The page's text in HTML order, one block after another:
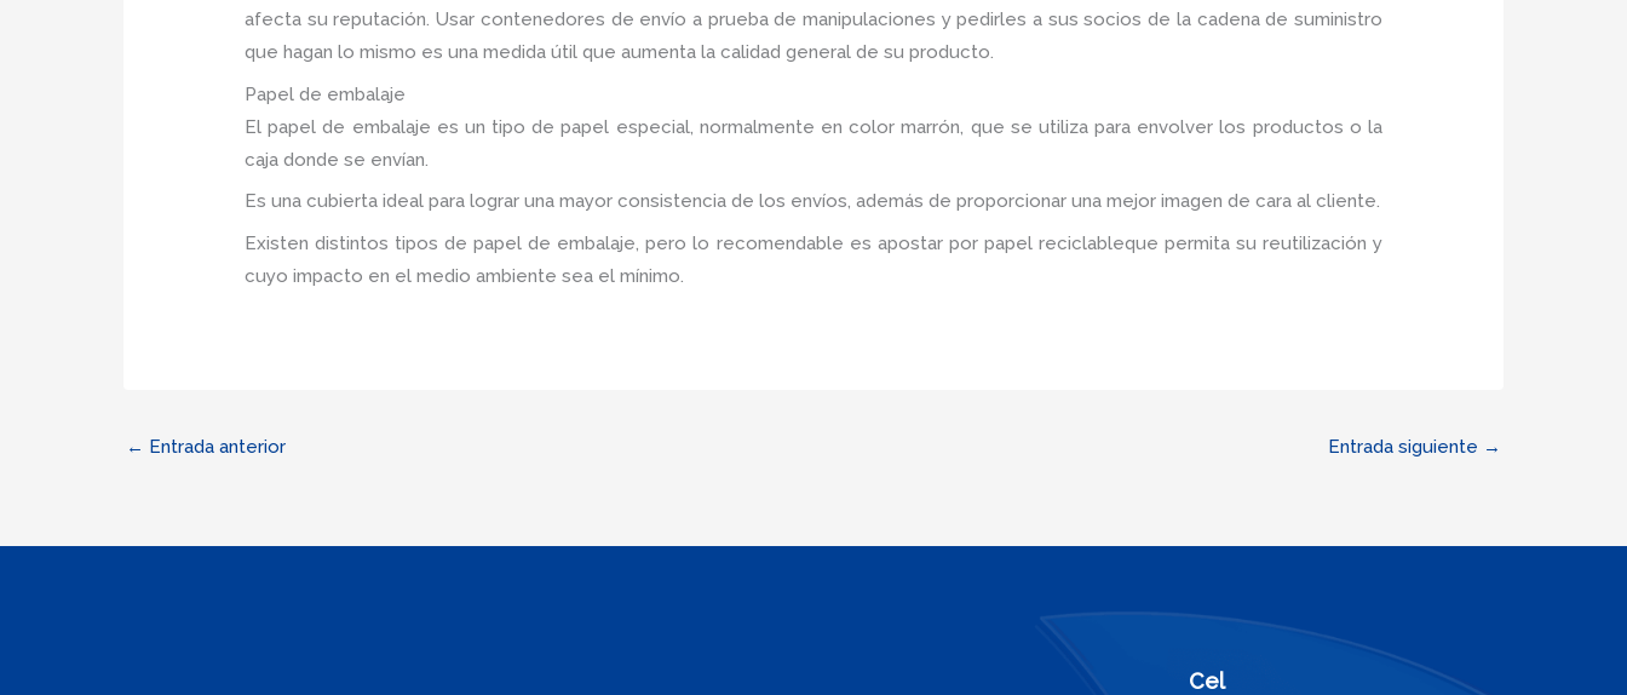
afecta su reputación. Usar contenedores de envío a prueba de manipulaciones y pedirles a sus socios de la cadena de suministro
que hagan lo mismo es una medida útil que aumenta la calidad general de su producto.
Papel de embalaje
El papel de embalaje es un tipo de papel especial, normalmente en color marrón, que se utiliza para envolver los productos o la
caja donde se envían.
Es una cubierta ideal para lograr una mayor consistencia de los envíos, además de proporcionar una mejor imagen de cara al cliente.
Existen distintos tipos de papel de embalaje, pero lo recomendable es apostar por papel reciclableque permita su reutilización y
cuyo impacto en el medio ambiente sea el mínimo.
← Entrada anterior Entrada siguiente →
Cel